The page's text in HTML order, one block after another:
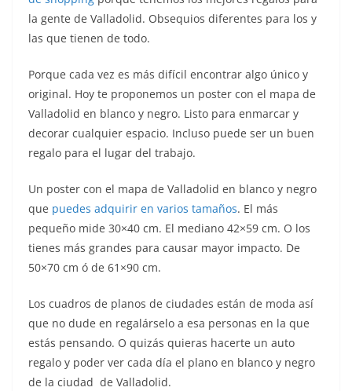
la gente de Valladolid. Obsequios diferentes para los y
las que tienen de todo.
Porque cada vez es más difícil encontrar algo único y
original. Hoy te proponemos un poster con el mapa de
Valladolid en blanco y negro. Listo para enmarcar y
decorar cualquier espacio. Incluso puede ser un buen
regalo para el lugar del trabajo.
Un poster con el mapa de Valladolid en blanco y negro
que puedes adquirir en varios tamaños. El más
pequeño mide 30×40 cm. El mediano 42×59 cm. O los
tienes más grandes para causar mayor impacto. De
50×70 cm ó de 61×90 cm.
Los cuadros de planos de ciudades están de moda así
que no dude en regalárselo a esa personas en la que
estás pensando. O quizás quieras hacerte un auto
regalo y poder ver cada día el plano en blanco y negro
de la ciudad de Valladolid.